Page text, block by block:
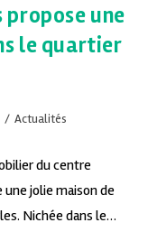
propose une
le quartier
/ Actualités
du centre
jolie maison de
Nichée dans le…